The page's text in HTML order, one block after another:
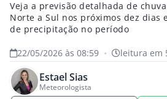
Veja a previsão detalhada de
Norte a Sul nos próximos dez dias
de precipitação no período
22/05/2026 às 08:59 • leitura em
Estael Sias
Meteorologista